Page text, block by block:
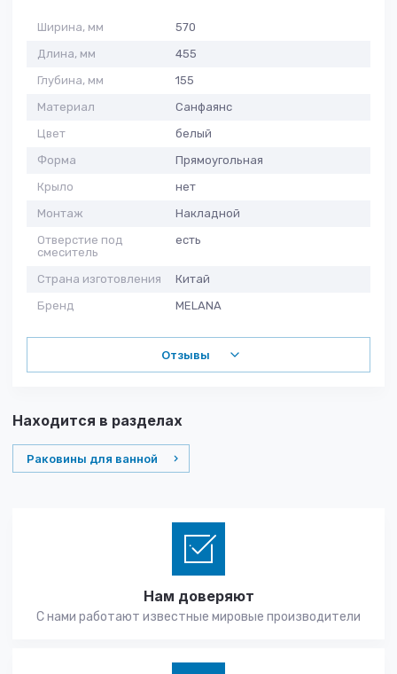
Ширина, мм
570
Длина, мм
455
Глубина, мм
155
Материал
Санфаянс
Цвет
белый
Форма
Прямоугольная
Крыло
нет
Монтаж
Накладной
Отверстие под
смеситель
есть
Страна изготовления
Китай
Бренд
MELANA
Отзывы
Находится в разделах
Раковины для ванной
Нам доверяют
С нами работают известные мировые производители